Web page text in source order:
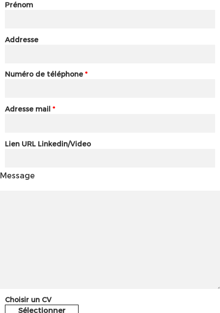
Prénom
Addresse
Numéro de téléphone *
Adresse mail *
Lien URL Linkedin/Video
Message
Choisir un CV
Sélectionner